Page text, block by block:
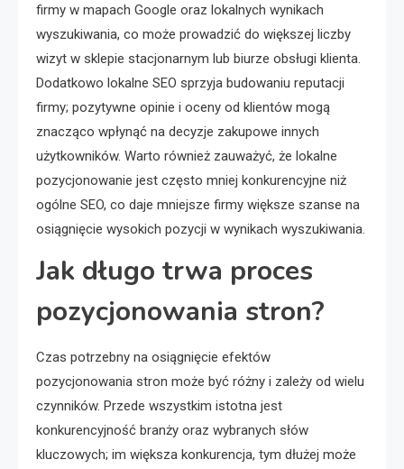
firmy w mapach Google oraz lokalnych wynikach
wyszukiwania, co może prowadzić do większej liczby
wizyt w sklepie stacjonarnym lub biurze obsługi klienta.
Dodatkowo lokalne SEO sprzyja budowaniu reputacji
firmy; pozytywne opinie i oceny od klientów mogą
znacząco wpłynąć na decyzje zakupowe innych
użytkowników. Warto również zauważyć, że lokalne
pozycjonowanie jest często mniej konkurencyjne niż
ogólne SEO, co daje mniejsze firmy większe szanse na
osiągnięcie wysokich pozycji w wynikach wyszukiwania.
Jak długo trwa proces
pozycjonowania stron?
Czas potrzebny na osiągnięcie efektów
pozycjonowania stron może być różny i zależy od wielu
czynników. Przede wszystkim istotna jest
konkurencyjność branży oraz wybranych słów
kluczowych; im większa konkurencja, tym dłużej może